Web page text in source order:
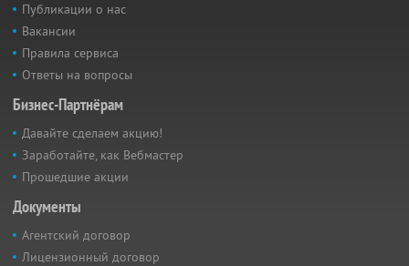
Публикации о нас
Вакансии
Правила сервиса
Ответы на вопросы
Бизнес-Партнёрам
Давайте сделаем акцию!
Заработайте, как Вебмастер
Прошедшие акции
Документы
Агентский договор
Лицензионный договор